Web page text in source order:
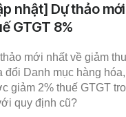
nhật] Dự thảo
GTGT 8%
mới nhất về giảm
đổi Danh mục hàng
giảm 2% thuế GTGT
quy định cũ?